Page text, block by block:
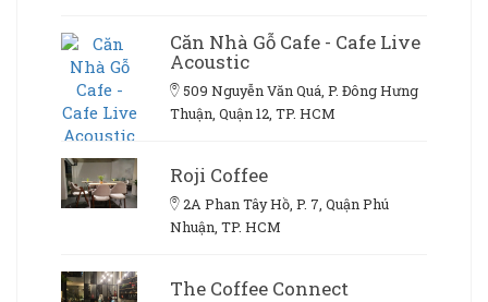
Căn Nhà Gỗ Cafe - Cafe Live
Acoustic
509 Nguyễn Văn Quá, P. Đông Hưng
Thuận, Quận 12, TP. HCM
Roji Coffee
2A Phan Tây Hồ, P. 7, Quận Phú
Nhuận, TP. HCM
The Coffee Connect